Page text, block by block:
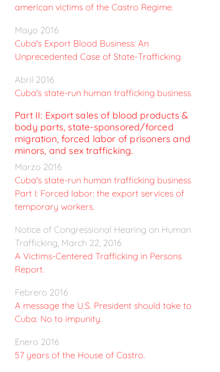
american victims of the Castro Regime.
Mayo 2016
Cuba's Export Blood Business: An
Unprecedented Case of State-Trafficking
Abril 2016
Cuba's state-run human trafficking business
Part II: Export sales of blood products &
body parts, state-sponsored/forced
migration, forced labor of prisoners and
minors, and sex trafficking.
Marzo 2016
Cuba's state-run human trafficking business
Part I: Forced labor: the export services of
temporary workers.
Notice of Congressional Hearing on Human
Trafficking, March 22, 2016
A Victims-Centered Trafficking in Persons
Report.
Febrero 2016
A message the U.S. President should take to
Cuba: No to impunity.
Enero 2016
57 years of the House of Castro.